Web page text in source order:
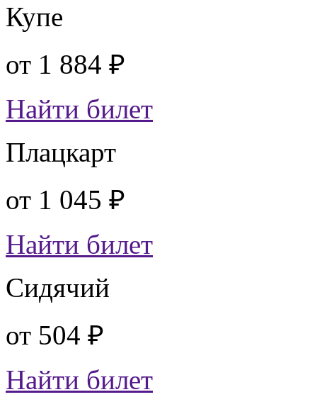
Купе
от 1 884 ₽
Найти билет
Плацкарт
от 1 045 ₽
Найти билет
Сидячий
от 504 ₽
Найти билет